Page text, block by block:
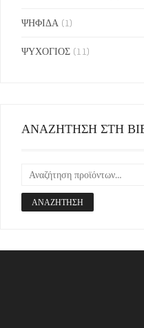
ΨΗΦΙΔΑ (1)
ΨΥΧΟΓΙΟΣ (11)
ΑΝΑΖΗΤΗΣΗ ΣΤΗ
ΑΝΑΖΉΤΗΣΗ